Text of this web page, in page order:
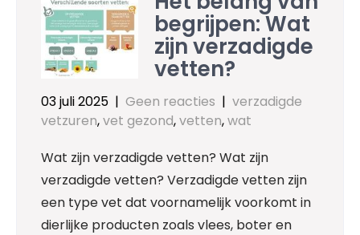
begrijpen: Wat
zijn verzadigde
vetten?
03 juli 2025 | Geen reacties | verzadigde
vetzuren,vet gezond,vetten,wat
Wat zijn verzadigde vetten? Wat zijn
verzadigde vetten? Verzadigde vetten zijn
een type vet dat voornamelijk voorkomt in
dierlijke producten zoals vlees, boter en